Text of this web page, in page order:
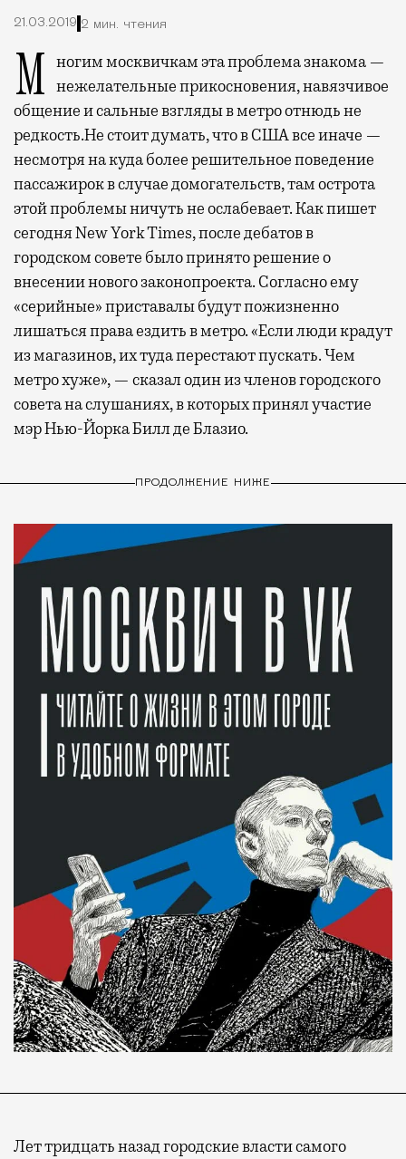
21.03.2019 2 мин. чтения
Многим москвичкам эта проблема знакома — нежелательные прикосновения, навязчивое
общение и сальные взгляды в метро отнюдь не
редкость.Не стоит думать, что в США все иначе —
несмотря на куда более решительное поведение
пассажирок в случае домогательств, там острота
этой проблемы ничуть не ослабевает. Как пишет
сегодня New York Times, после дебатов в
городском совете было принято решение о
внесении нового законопроекта. Согласно ему
«серийные» приставалы будут пожизненно
лишаться права ездить в метро. «Если люди крадут
из магазинов, их туда перестают пускать. Чем
метро хуже», — сказал один из членов городского
совета на слушаниях, в которых принял участие
мэр Нью-Йорка Билл де Блазио.
ПРОДОЛЖЕНИЕ НИЖЕ
Лет тридцать назад городские власти самого